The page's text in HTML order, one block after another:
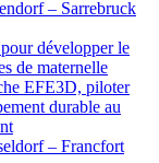
– Sarrebruck
développer le
de maternelle
EFE3D, piloter
durable au
– Francfort